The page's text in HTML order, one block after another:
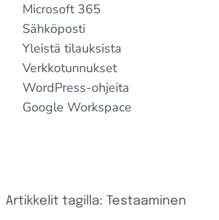
Microsoft 365
Sähköposti
Yleistä tilauksista
Verkkotunnukset
WordPress-ohjeita
Google Workspace
Artikkelit tagilla: Testaaminen